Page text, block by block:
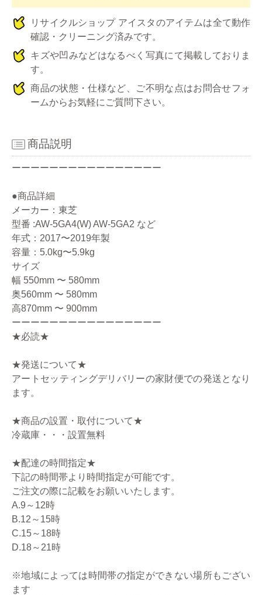
リサイクルショップ アイスタのアイテムは全て動作
確認・クリーニング済みです。
キズや凹みなどはなるべく写真にて掲載しておりま
す。
商品の状態・仕様など、ご不明な点はお問合せフォ
ームからお気軽にご質問下さい。
商品説明
ーーーーーーーーーーーーーーーー
●商品詳細
メーカー：東芝
型番 :AW-5GA4(W) AW-5GA2 など
年式：2017〜2019年製
容量：5.0kg〜5.9kg
サイズ
幅 550mm 〜 580mm
奥560mm 〜 580mm
高870mm 〜 900mm
ーーーーーーーーーーーーーーーー
★必読★
★発送について★
アートセッティングデリバリーの家財便での発送となり
ます。
★商品の設置・取付について★
冷蔵庫・・・設置無料
★配達の時間指定★
下記の時間帯より時間指定が可能です。
ご注文の際に記載をお願いいたします。
A.9～12時
B.12～15時
C.15～18時
D.18～21時
※地域によっては時間帯の指定ができない場所もござい
ます